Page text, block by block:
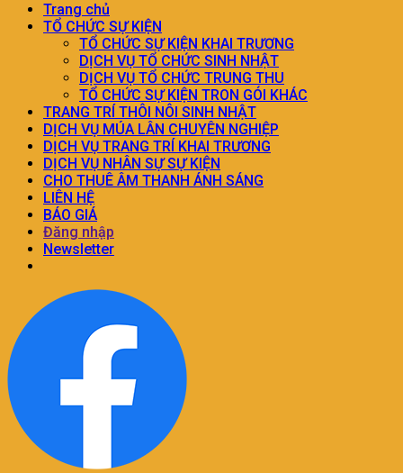
Trang chủ
TỔ CHỨC SỰ KIỆN
TỔ CHỨC SỰ KIỆN KHAI TRƯƠNG
DỊCH VỤ TỔ CHỨC SINH NHẬT
DỊCH VỤ TỔ CHỨC TRUNG THU
TỔ CHỨC SỰ KIỆN TRON GÓI KHÁC
TRANG TRÍ THÔI NÔI SINH NHẬT
DỊCH VỤ MÚA LÂN CHUYÊN NGHIỆP
DỊCH VỤ TRANG TRÍ KHAI TRƯƠNG
DỊCH VỤ NHÂN SỰ SỰ KIỆN
CHO THUÊ ÂM THANH ÁNH SÁNG
LIÊN HỆ
BÁO GIÁ
Đăng nhập
Newsletter